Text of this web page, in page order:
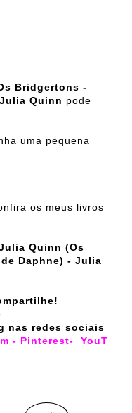
Bridgertons -
Quinn pode
uma pequena
os meus livros
Quinn (Os
Daphne) - Julia
nas redes sociais
- Pinterest-
YouT